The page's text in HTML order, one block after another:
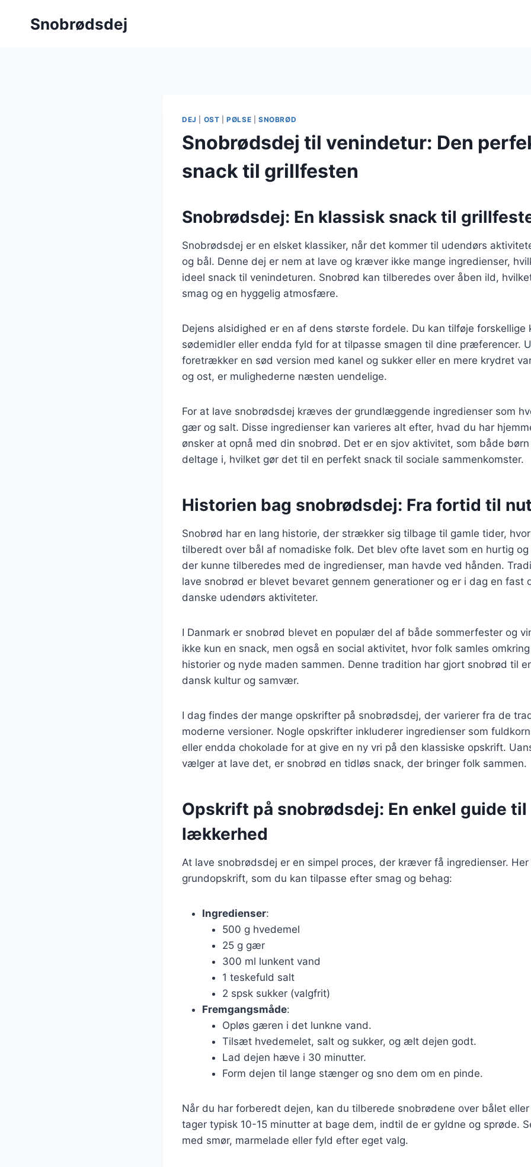
Snobrødsdej
DEJ OST |PØLSE SNOBRØD
Snobrødsdej til venindetur: Den
snack til grillfesten
Snobrødsdej: En klassisk snack til
Snobrødsdej er en elsket klassiker, når det kommer til udendørs
og bål. Denne dej er nem at lave og kræver ikke mange ingredienser,
ideel snack til venindeturen. Snobrød kan tilberedes over åben ild,
smag og en hyggelig atmosfære.
Dejens alsidighed er en af dens største fordele. Du kan tilføje forskellige
sødemidler eller endda fyld for at tilpasse smagen til dine præferencer.
foretrækker en sød version med kanel og sukker eller en mere krydret
og ost, er mulighederne næsten uendelige.
For at lave snobrødsdej kræves der grundlæggende ingredienser som
gær og salt. Disse ingredienser kan varieres alt efter, hvad du har
ønsker at opnå med din snobrød. Det er en sjov aktivitet, som både
deltage i, hvilket gør det til en perfekt snack til sociale sammenkomster.
Historien bag snobrødsdej: Fra fortid til
Snobrød har en lang historie, der strækker sig tilbage til gamle tider,
tilberedt over bål af nomadiske folk. Det blev ofte lavet som en hurtig
der kunne tilberedes med de ingredienser, man havde ved hånden.
lave snobrød er blevet bevaret gennem generationer og er i dag en fast
danske udendørs aktiviteter.
I Danmark er snobrød blevet en populær del af både sommerfester og
ikke kun en snack, men også en social aktivitet, hvor folk samles
historier og nyde maden sammen. Denne tradition har gjort snobrød til
dansk kultur og samvær.
I dag findes der mange opskrifter på snobrødsdej, der varierer fra de
moderne versioner. Nogle opskrifter inkluderer ingredienser som
eller endda chokolade for at give en ny vri på den klassiske opskrift.
vælger at lave det, er snobrød en tidløs snack, der bringer folk sammen.
Opskrift på snobrødsdej: En enkel guide til
lækkerhed
At lave snobrødsdej er en simpel proces, der kræver få ingredienser. Her
grundopskrift, som du kan tilpasse efter smag og behag:
Ingredienser:
500 g hvedemel
25 g gær
300 ml lunkent vand
1 teskefuld salt
2 spsk sukker (valgfrit)
Fremgangsmåde:
Opløs gæren i det lunkne vand.
Tilsæt hvedemelet, salt og sukker, og ælt dejen godt.
Lad dejen hæve i 30 minutter.
Form dejen til lange stænger og sno dem om en pinde.
Når du har forberedt dejen, kan du tilberede snobrødene over bålet
tager typisk 10-15 minutter at bage dem, indtil de er gyldne og sprøde.
med smør, marmelade eller fyld efter eget valg.